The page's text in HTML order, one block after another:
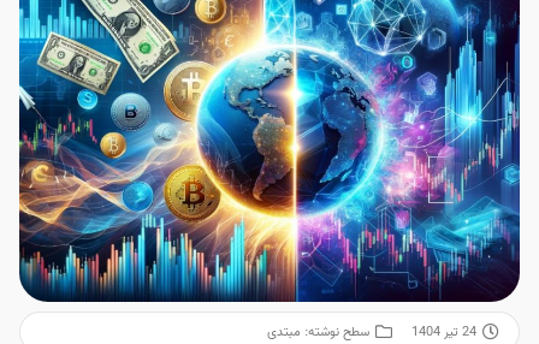
24 تیر 1404 سطح نوشته: مبتدی